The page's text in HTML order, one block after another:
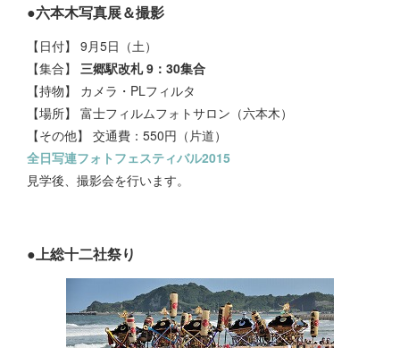
●六本木写真展＆撮影
【日付】 9月5日（土）
【集合】
三郷駅改札 9：30集合
【持物】 カメラ・PLフィルタ
【場所】 富士フィルムフォトサロン（六本木）
【その他】 交通費：550円（片道）
全日写連フォトフェスティバル2015
見学後、撮影会を行います。
●上総十二社祭り